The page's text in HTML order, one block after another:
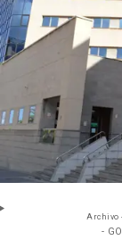
Archivo
-